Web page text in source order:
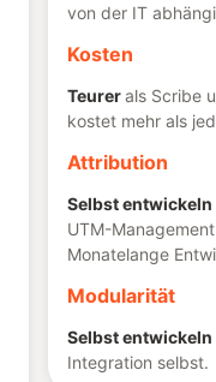
von der IT
Kosten
Teurerals Scribe
kostet mehr als
Attribution
Selbst entwickeln
UTM-
Monatelange
Modularität
Selbst entwickeln
Integration selbst.